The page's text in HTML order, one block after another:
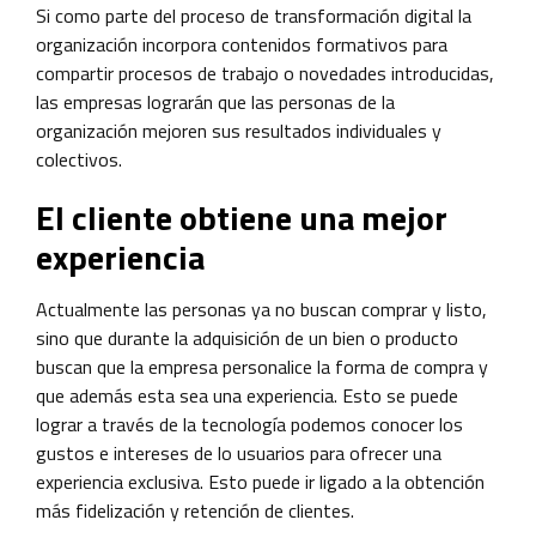
Si como parte del proceso de transformación digital la
organización incorpora contenidos formativos para
compartir procesos de trabajo o novedades introducidas,
las empresas lograrán que las personas de la
organización mejoren sus resultados individuales y
colectivos.
El cliente obtiene una mejor
experiencia
Actualmente las personas ya no buscan comprar y listo,
sino que durante la adquisición de un bien o producto
buscan que la empresa personalice la forma de compra y
que además esta sea una experiencia. Esto se puede
lograr a través de la tecnología podemos conocer los
gustos e intereses de lo usuarios para ofrecer una
experiencia exclusiva. Esto puede ir ligado a la obtención
más fidelización y retención de clientes.